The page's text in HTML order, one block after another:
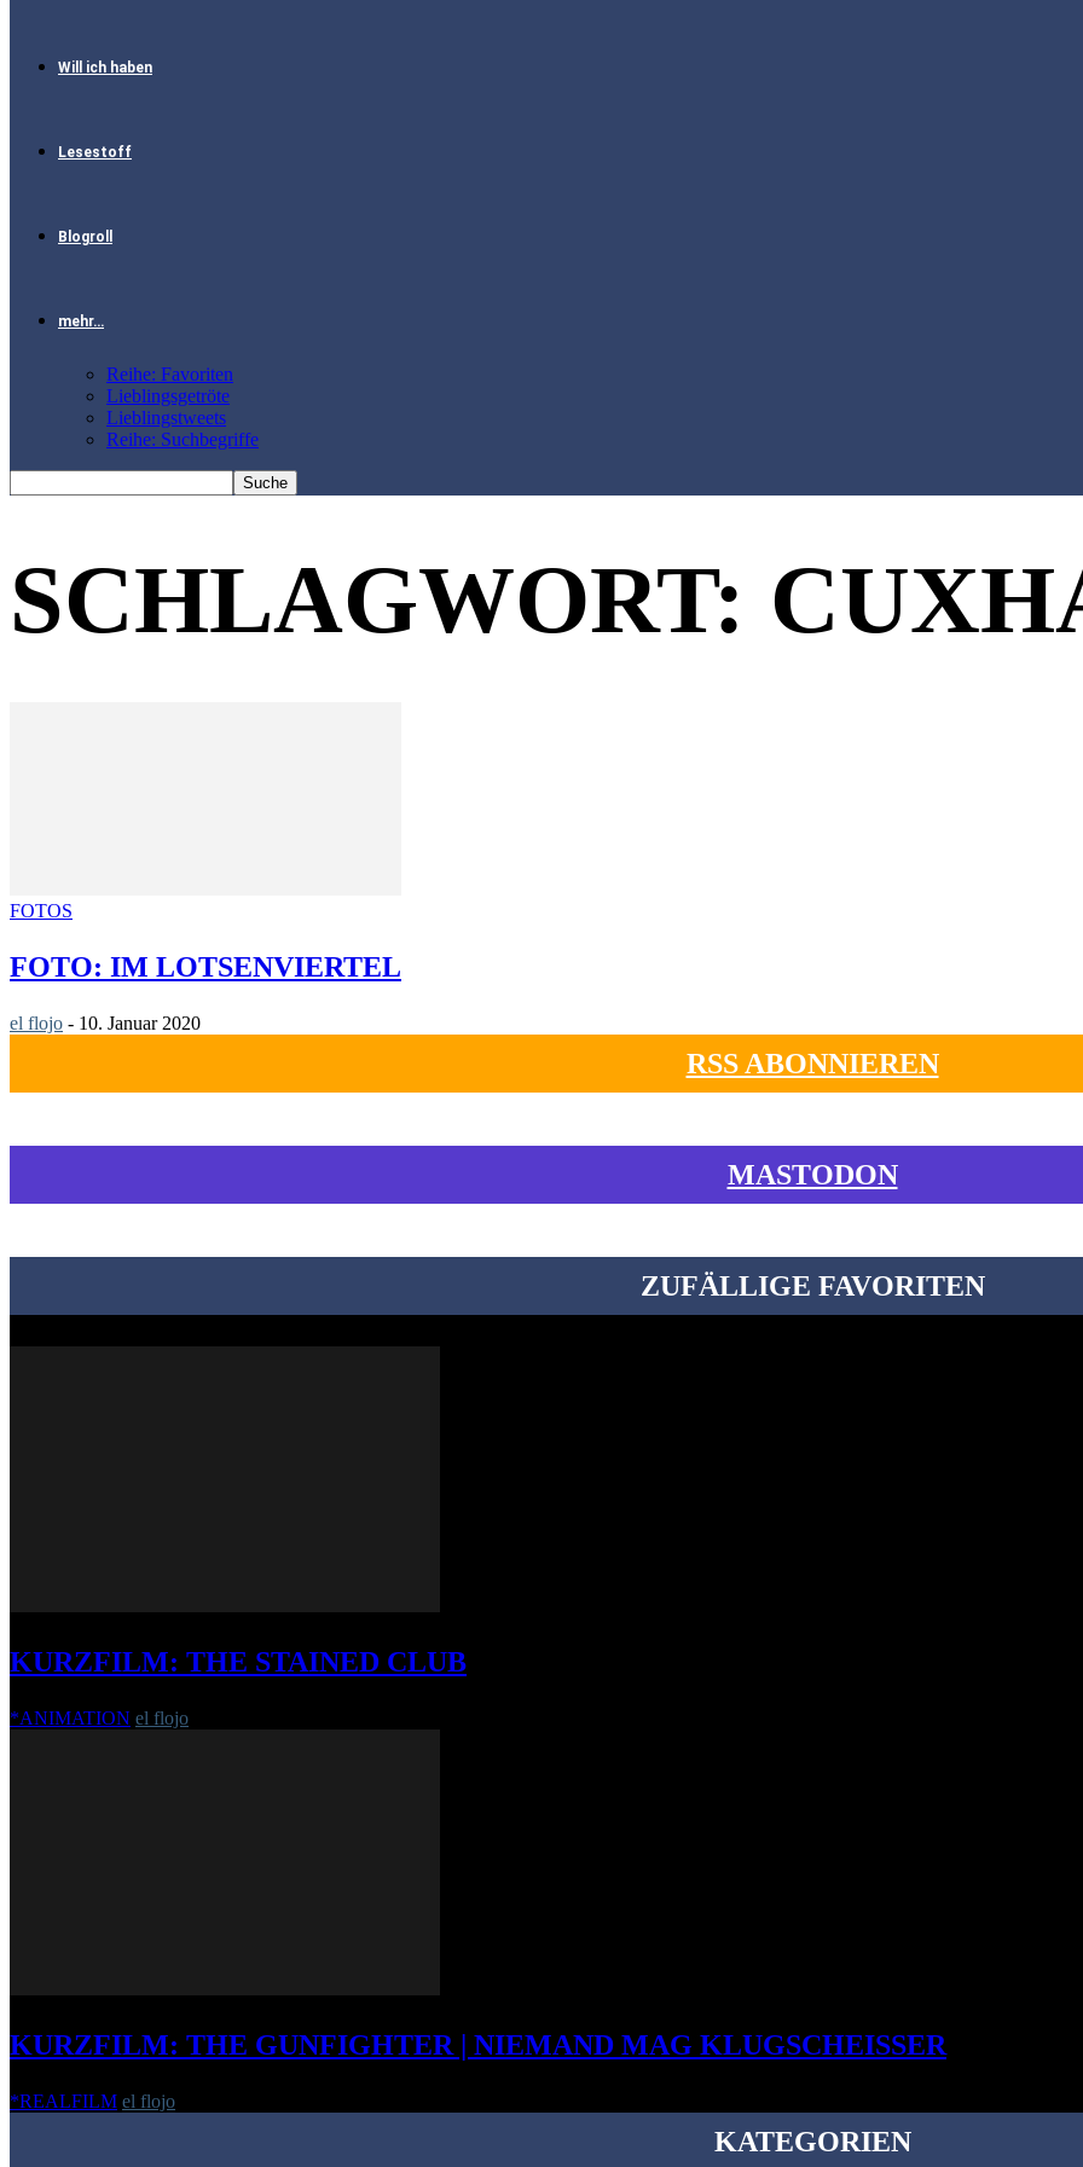
Will ich haben
Lesestoff
Blogroll
mehr…
Reihe: Favoriten
Lieblingsgetröte
Lieblingstweets
Reihe: Suchbegriffe
SCHLAGWORT:
FOTOS
FOTO: IM LOTSENVIERTEL
el flojo - 10. Januar 2020
RSS ABONNIEREN
MASTODON
ZUFÄLLIGE FAVORITEN
KURZFILM: THE STAINED CLUB
*ANIMATION el flojo
KURZFILM: THE GUNFIGHTER | NIEMAND MAG KLUGSCHEISSER
*REALFILM el flojo
KATEGORIEN